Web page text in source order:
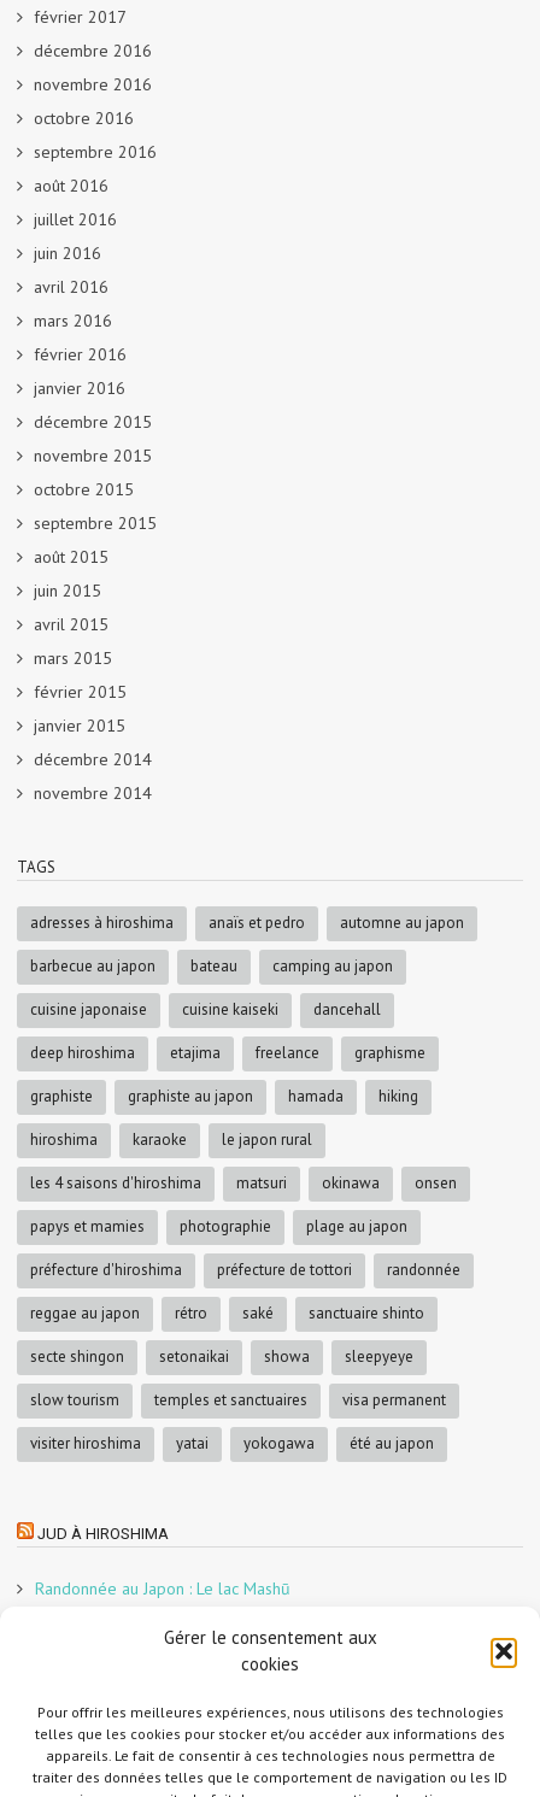
Gérer le consentement aux
cookies
Pour offrir les meilleures expériences, nous utilisons des technologies
telles que les cookies pour stocker et/ou accéder aux informations des
appareils. Le fait de consentir à ces technologies nous permettra de
traiter des données telles que le comportement de navigation ou les ID
février 2017
décembre 2016
novembre 2016
octobre 2016
septembre 2016
août 2016
juillet 2016
juin 2016
avril 2016
mars 2016
février 2016
janvier 2016
décembre 2015
novembre 2015
octobre 2015
septembre 2015
août 2015
juin 2015
avril 2015
mars 2015
février 2015
janvier 2015
décembre 2014
novembre 2014
TAGS
adresses à hiroshima anaïs et pedro automne au japon
barbecue au japon bateau camping au japon
cuisine japonaise cuisine kaiseki dancehall
deep hiroshima etajima freelance graphisme
graphiste graphiste au japon hamada hiking
hiroshima karaoke le japon rural
les 4 saisons d'hiroshima matsuri okinawa onsen
papys et mamies photographie plage au japon
préfecture d'hiroshima préfecture de tottori randonnée
reggae au japon rétro saké sanctuaire shinto
secte shingon setonaikai showa sleepyeye
slow tourism temples et sanctuaires visa permanent
visiter hiroshima yatai yokogawa été au japon
JUD À HIROSHIMA
Randonnée au Japon : Le lac Mashū
En direct sur Adobe France !
Un café et des cabanes dans la forêt
Slow Tourism à Tomo-no-Ura
Slow tourism à Onomichi